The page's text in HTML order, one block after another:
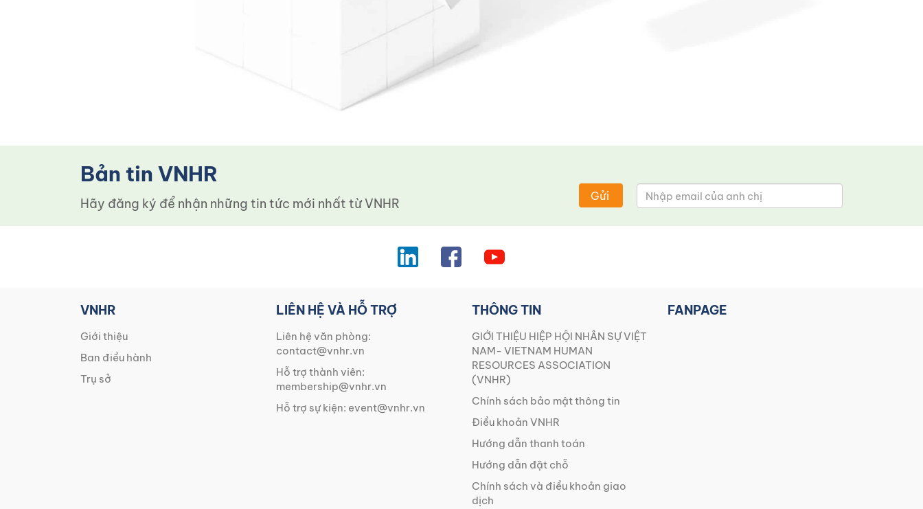
Bản tin VNHR
Hãy đăng ký để nhận những tin tức mới nhất từ ​​VNHR Gửi
VNHR
Giới thiệu
Ban điều hành
Trụ sở
LIÊN HỆ VÀ HỖ TRỢ
Liên hệ văn phòng:
contact@vnhr.vn
Hỗ trợ thành viên:
membership@vnhr.vn
Hỗ trợ sự kiện: event@vnhr.vn
THÔNG TIN
GIỚI THIỆU HIỆP HỘI NHÂN SỰ VIỆT
NAM- VIETNAM HUMAN
RESOURCES ASSOCIATION
(VNHR)
Chính sách bảo mật thông tin
Điều khoản VNHR
Hướng dẫn thanh toán
Hướng dẫn đặt chỗ
Chính sách và điều khoản giao
dịch
FANPAGE